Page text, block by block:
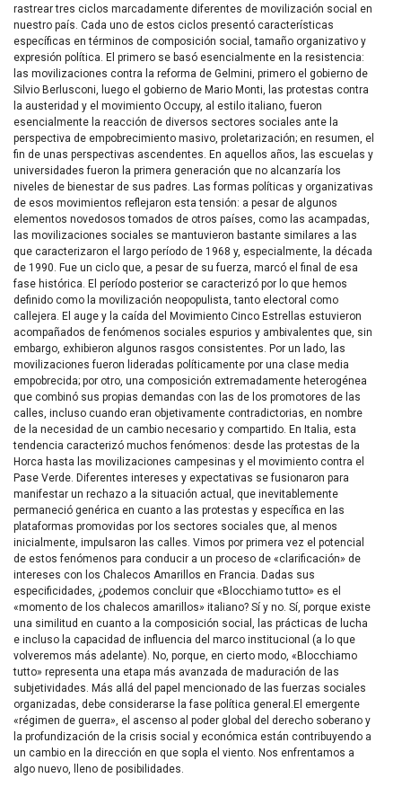
rastrear tres ciclos marcadamente diferentes de movilización social en
nuestro país. Cada uno de estos ciclos presentó características
específicas en términos de composición social, tamaño organizativo y
expresión política. El primero se basó esencialmente en la resistencia:
las movilizaciones contra la reforma de Gelmini, primero el gobierno de
Silvio Berlusconi, luego el gobierno de Mario Monti, las protestas contra
la austeridad y el movimiento Occupy, al estilo italiano, fueron
esencialmente la reacción de diversos sectores sociales ante la
perspectiva de empobrecimiento masivo, proletarización; en resumen, el
fin de unas perspectivas ascendentes. En aquellos años, las escuelas y
universidades fueron la primera generación que no alcanzaría los
niveles de bienestar de sus padres. Las formas políticas y organizativas
de esos movimientos reflejaron esta tensión: a pesar de algunos
elementos novedosos tomados de otros países, como las acampadas,
las movilizaciones sociales se mantuvieron bastante similares a las
que caracterizaron el largo período de 1968 y, especialmente, la década
de 1990. Fue un ciclo que, a pesar de su fuerza, marcó el final de esa
fase histórica. El período posterior se caracterizó por lo que hemos
definido como la movilización neopopulista, tanto electoral como
callejera. El auge y la caída del Movimiento Cinco Estrellas estuvieron
acompañados de fenómenos sociales espurios y ambivalentes que, sin
embargo, exhibieron algunos rasgos consistentes. Por un lado, las
movilizaciones fueron lideradas políticamente por una clase media
empobrecida; por otro, una composición extremadamente heterogénea
que combinó sus propias demandas con las de los promotores de las
calles, incluso cuando eran objetivamente contradictorias, en nombre
de la necesidad de un cambio necesario y compartido. En Italia, esta
tendencia caracterizó muchos fenómenos: desde las protestas de la
Horca hasta las movilizaciones campesinas y el movimiento contra el
Pase Verde. Diferentes intereses y expectativas se fusionaron para
manifestar un rechazo a la situación actual, que inevitablemente
permaneció genérica en cuanto a las protestas y específica en las
plataformas promovidas por los sectores sociales que, al menos
inicialmente, impulsaron las calles. Vimos por primera vez el potencial
de estos fenómenos para conducir a un proceso de «clarificación» de
intereses con los Chalecos Amarillos en Francia. Dadas sus
especificidades, ¿podemos concluir que «Blocchiamo tutto» es el
«momento de los chalecos amarillos» italiano? Sí y no. Sí, porque existe
una similitud en cuanto a la composición social, las prácticas de lucha
e incluso la capacidad de influencia del marco institucional (a lo que
volveremos más adelante). No, porque, en cierto modo, «Blocchiamo
tutto» representa una etapa más avanzada de maduración de las
subjetividades. Más allá del papel mencionado de las fuerzas sociales
organizadas, debe considerarse la fase política general.El emergente
«régimen de guerra», el ascenso al poder global del derecho soberano y
la profundización de la crisis social y económica están contribuyendo a
un cambio en la dirección en que sopla el viento. Nos enfrentamos a
algo nuevo, lleno de posibilidades.